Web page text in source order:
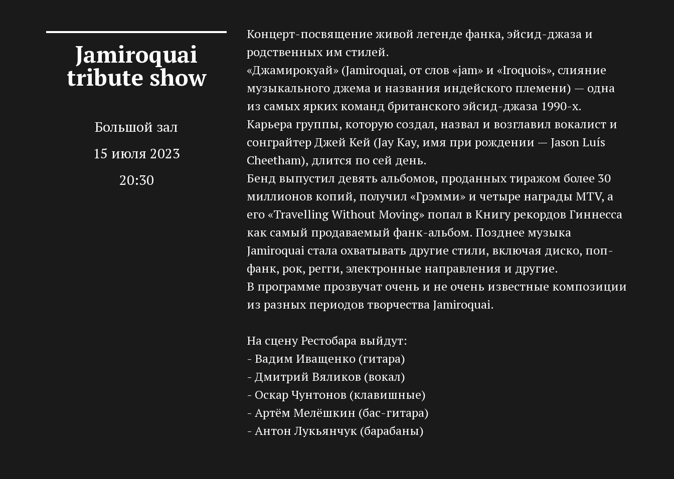
Jamiroquai
tribute show
Большой зал
15 июля 2023
20:30
Концерт-посвящение живой легенде фанка, эйсид-джаза и
родственных им стилей.
«Джамирокуай» (Jamiroquai, от слов «jam» и «Iroquois», слияние
музыкального джема и названия индейского племени) — одна
из самых ярких команд британского эйсид-джаза 1990-х.
Карьера группы, которую создал, назвал и возглавил вокалист и
сонграйтер Джей Кей (Jay Kay, имя при рождении — Jason Luís
Cheetham), длится по сей день.
Бенд выпустил девять альбомов, проданных тиражом более 30
миллионов копий, получил «Грэмми» и четыре награды MTV, а
его «Travelling Without Moving» попал в Книгу рекордов Гиннесса
как самый продаваемый фанк-альбом. Позднее музыка
Jamiroquai стала охватывать другие стили, включая диско, поп-
фанк, рок, регги, электронные направления и другие.
В программе прозвучат очень и не очень известные композиции
из разных периодов творчества Jamiroquai.
На сцену Рестобара выйдут:
- Вадим Иващенко (гитара)
- Дмитрий Вяликов (вокал)
- Оскар Чунтонов (клавишные)
- Артём Мелёшкин (бас-гитара)
- Антон Лукьянчук (барабаны)